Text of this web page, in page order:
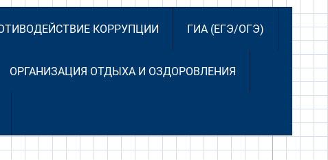
КОРРУПЦИИ ГИА (ЕГЭ/ОГЭ)
ОРГАНИЗАЦИЯ ОТДЫХА И ОЗДОРОВЛЕНИЯ